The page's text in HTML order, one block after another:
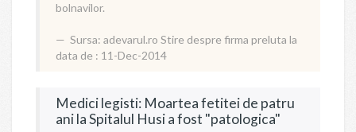
bolnavilor.
Sursa: adevarul.ro Stire despre firma preluta la
data de : 11-Dec-2014
Medici legisti: Moartea fetitei de patru
ani la Spitalul Husi a fost "patologica"